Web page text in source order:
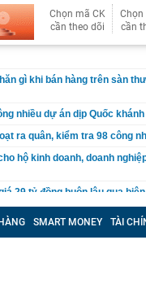
Chọn mã CK
cần theo dõi
Chọn
cần
gì khi bán hàng trên sàn
nhiều dự án dịp Quốc khánh
ra quân, kiểm tra 98 công
hộ kinh doanh, doanh
29 tỷ đồng buôn lậu qua
Tân Sơn Nhất ghi nhận một
từng có trên thế giới
SMART MONEY TÀI